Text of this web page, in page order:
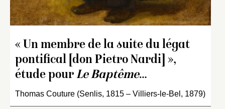
« Un membre de la suite du légat
pontifical [don Pietro Nardi] »,
étude pour Le Baptême…
Thomas Couture (Senlis, 1815 – Villiers-le-Bel, 1879)